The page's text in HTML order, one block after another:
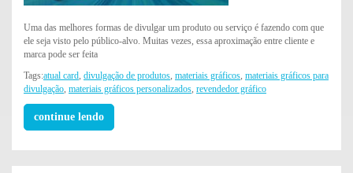
Uma das melhores formas de divulgar um produto ou serviço é fazendo com que
ele seja visto pelo público-alvo. Muitas vezes, essa aproximação entre cliente e
marca pode ser feita
Tags:atual card divulgação de produtos materiais gráficos materiais gráficos para
divulgação materiais gráficos personalizados revendedor gráfico
continue lendo